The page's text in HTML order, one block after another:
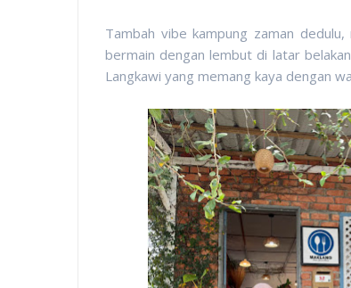
Tambah vibe kampung zaman
bermain dengan lembut di latar
Langkawi yang memang kaya dengan